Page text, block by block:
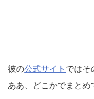
彼の公式サイト ではそ
ああ、どこかでまと